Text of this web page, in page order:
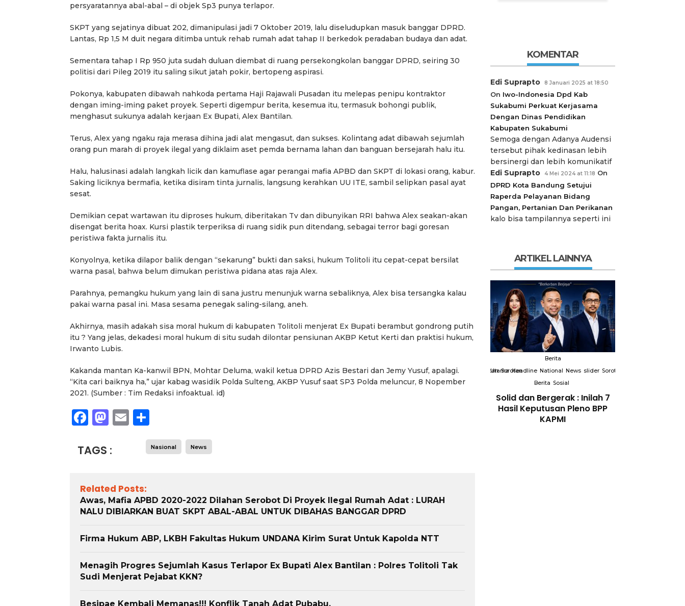
persyaratannya abal-abal – di objek Sp3 punya terlapor.
SKPT yang sejatinya dibuat 202, dimanipulasi jadi 7 Oktober 2019, lalu diseludupkan masuk banggar DPRD.
Lantas, Rp 1,5 M duit negara ditimba untuk rehab rumah adat tahap II berkedok peradaban budaya dan adat.
Sementara tahap I Rp 950 juta sudah duluan diembat di ruang persekongkolan banggar DPRD, seiring 30
politisi dari Pileg 2019 itu saling sikut jatah pokir, bertopeng aspirasi.
Pokonya, kabupaten dibawah nahkoda pertama Haji Rajawali Pusadan itu melepas penipu kontraktor
dengan iming-iming paket proyek. Seperti digempur berita, kesemua itu, termasuk bohongi publik,
menghasut sukunya adalah kerjaan Ex Bupati, Alex Bantilan.
Terus, Alex yang ngaku raja merasa dihina jadi alat mengasut, dan sukses. Kolintang adat dibawah sejumlah
orang pun marah di proyek ilegal yang diklaim aset pemda bernama lahan dan banguan bersejarah halu itu.
Halu, halusinasi adalah langkah licik dan kamuflase agar perangai mafia APBD dan SKPT di lokasi orang, kabur.
Saking liciknya bermafia, ketika disiram tinta jurnalis, langsung kerahkan UU ITE, sambil selipkan pasal ayat
sesat.
Demikian cepat wartawan itu diproses hukum, diberitakan Tv dan dibunyikan RRI bahwa Alex seakan-akan
disengat berita hoax. Kursi plastik terperiksa di ruang sidik pun ditendang, sebagai terror bagi goresan
peristiwa fakta jurnalis itu.
Konyolnya, ketika dilapor balik dengan “sekarung” bukti dan saksi, hukum Tolitoli itu cepat-cepat bersilat
warna pasal, bahwa belum dimukan peristiwa pidana atas raja Alex.
Parahnya, pemangku hukum yang lain di sana justru menunjuk warna sebaliknya, Alex bisa tersangka kalau
pakai warna pasal ini. Masa sesama penegak saling-silang, aneh.
Akhirnya, masih adakah sisa moral hukum di kabupaten Tolitoli menjerat Ex Bupati berambut gondrong putih
itu ? Yang jelas, dekadesi moral hukum di situ sudah dilontar pensiunan AKBP Ketut Kerti dan praktisi hukum,
Irwanto Lubis.
Kakanda mantan Ka-kanwil BPN, Mohtar Deluma, wakil ketua DPRD Azis Bestari dan Jemy Yusuf, apalagi.
“Kita cari baiknya ha,” ujar kabag wasidik Polda Sulteng, AKBP Yusuf saat SP3 Polda meluncur, 8 Nopember
2021. (Sumber : Tim Redaksi infoaktual. id)
Facebook
Mastodon
Email
TAGS : Nasional News
Related Posts:
Awas, Mafia APBD 2020-2022 Dilahan Serobot Di Proyek Ilegal Rumah Adat : ​​LURAH
NALU DIBIARKAN BUAT SKPT ABAL-ABAL UNTUK DIBAHAS BANGGAR DPRD
Firma Hukum ABP, LKBH Fakultas Hukum UNDANA Kirim Surat Untuk Kapolda NTT
Menagih Progres Sejumlah Kasus Terlapor Ex Bupati Alex Bantilan : Polres Tolitoli Tak
Sudi Menjerat Pejabat KKN?
Besipae Kembali Memanas!!! Konflik Tanah Adat Pubabu.
KOMENTAR
Edi Suprapto 8 Januari 2025 at 18:50
On Iwo-Indonesia Dpd Kab
Sukabumi Perkuat Kerjasama
Dengan Dinas Pendidikan
Kabupaten Sukabumi
Semoga dengan Adanya Audensi
tersebut pihak kedinasan lebih
bersinergi dan lebih komunikatif
Edi Suprapto
4 Mei 2024 at 11:18 On
DPRD Kota Bandung Setujui
Raperda Pelayanan Bidang
Pangan, Pertanian Dan Perikanan
kalo bisa tampilannya seperti ini
ARTIKEL LAINNYA
News slider Sorotan Sorotan
Pendidikan DPP XTC
Penyuluhan dengan
Tema Membangun Peran
Utama
Headline National News slider Sorotan Sorotan
Berita Sosial
DPP XTC Indonesia : “Akan
Kami Tindak Tegas Bagi
Organisasi yang
Warna, Bendera dan Slogan
Kami Tanpa Izin”
Utama Headline National News slider Sorotan Sorotan
Berita
Sosial
Utama Headline National News Sorotan Sorotan
Berita
Sosial
Berita
Utama Headline National News slider Sorotan
Berita Sosial
Solid dan Bergerak : Inilah 7
Hasil Keputusan Pleno BPP
KAPMI